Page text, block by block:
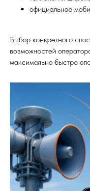
официальное
Выбор конкретного
возможностей
максимально быстро